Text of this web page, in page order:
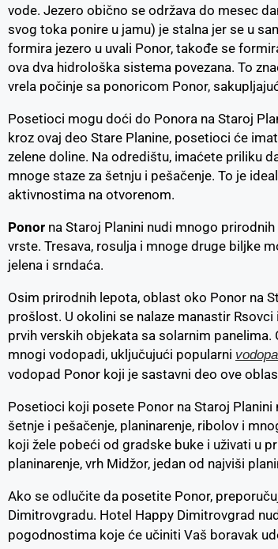
vode. Jezero obično se održava do mesec
svog toka ponire u jamu) je stalna jer se u
formira jezero u uvali Ponor, takođe se
ova dva hidrološka sistema povezana. To
vrela počinje sa ponoricom Ponor,
Posetioci mogu doći do Ponora na Staroj
kroz ovaj deo Stare Planine, posetioci će
zelene doline. Na odredištu, imaćete priliku
mnoge staze za šetnju i pešačenje. To je
aktivnostima na otvorenom.
Ponor na Staroj Planini nudi mnogo
vrste. Tresava, rosulja i mnoge druge biljke
jelena i srndaća.
Osim prirodnih lepota, oblast oko Ponor na
prošlost. U okolini se nalaze manastir
prvih verskih objekata sa solarnim panelima.
mnogi vodopadi, uključujući popularni
vodopad Ponor koji je sastavni deo ove
Posetioci koji posete Ponor na Staroj
šetnje i pešačenje, planinarenje, ribolov i
koji žele pobeći od gradske buke i uživati u
planinarenje, vrh Midžor, jedan od najviši
Ako se odlučite da posetite Ponor,
Dimitrovgradu. Hotel Happy Dimitrovgrad
pogodnostima koje će učiniti Vaš boravak